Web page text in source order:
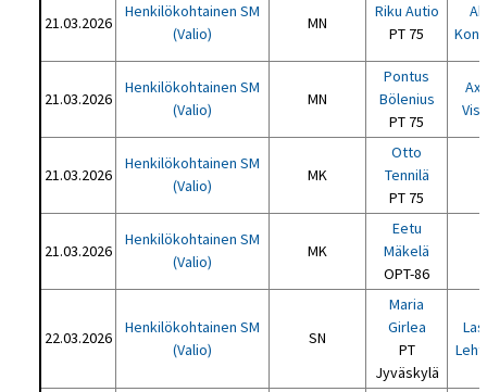
21.03.2026
Henkilökohtainen SM
(Valio)
MN
Riku Autio
PT 75
21.03.2026
Henkilökohtainen SM
(Valio)
MN
Pontus
Bölenius
PT 75
21.03.2026
Henkilökohtainen SM
(Valio)
MK
Otto
Tennilä
PT 75
21.03.2026
Henkilökohtainen SM
(Valio)
MK
Eetu
Mäkelä
OPT-86
22.03.2026
Henkilökohtainen SM
(Valio)
SN
Maria
Girlea
PT
Jyväskylä